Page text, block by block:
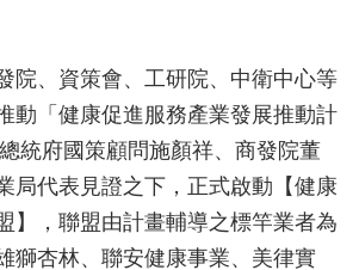
院、資策會、工研院、中衛中心等
動「健康促進服務產業發展推動計
統府國策顧問施顏祥、商發院董
局代表見證之下，正式啟動【健康
】，聯盟由計畫輔導之標竿業者為
獅杏林、聯安健康事業、美律實